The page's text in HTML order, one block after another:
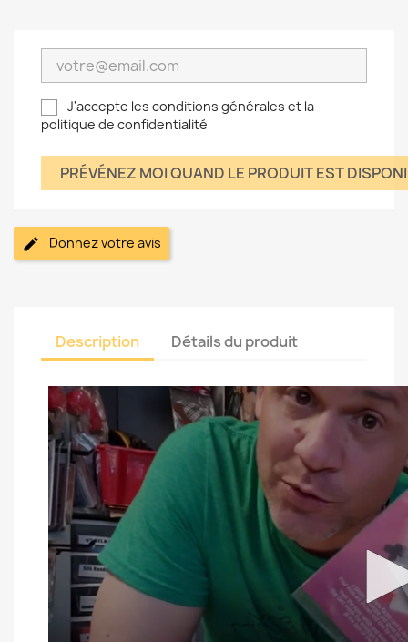
J'accepte les conditions générales et la
politique de confidentialité
PRÉVÉNEZ MOI QUAND LE PRODUIT EST
Donnez votre avis
Description Détails du produit